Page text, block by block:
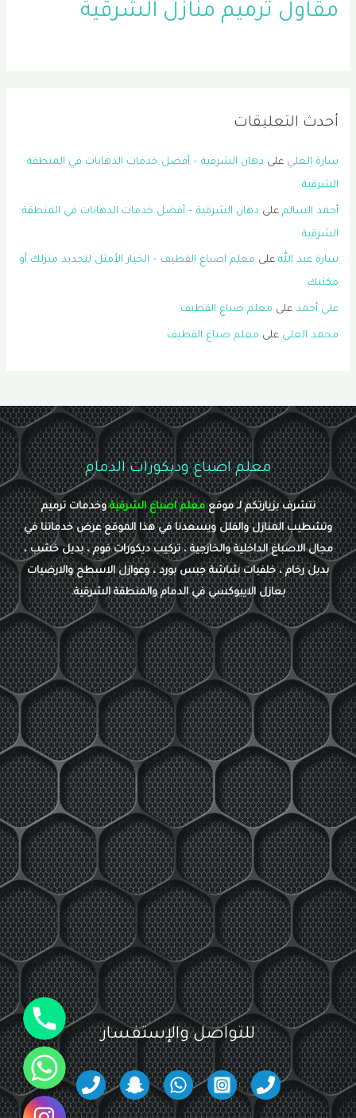
مقاول ترميم منازل الشرقية
أحدث التعليقات
سارة العلي على دهان الشرقية – أفضل خدمات الدهانات في المنطقة
الشرقية
أحمد السالم على دهان الشرقية – أفضل خدمات الدهانات في المنطقة
الشرقية
سارة عبد الله على معلم اصباغ القطيف – الخيار الأمثل لتجديد منزلك أو
مكتبك
علي أحمد على معلم صباغ القطيف
محمد العلي على معلم صباغ القطيف
معلم اصباغ وديكورات الدمام
نتشرف بزيارتكم لـ موقعمعلم اصباغ الشرقيةوخدمات ترميم
وتشطيب المنازل والفلل ويسعدنا في هذا الموقع عرض خدماتنا في
مجال الاصباغ الداخلية والخارجية ، تركيب ديكورات فوم ، بديل خشب ،
بديل رخام ، خلفيات شاشة جبس بورد ، وعوازل الاسطح والارضيات
بعازل الايبوكسي في الدمام والمنطقة الشرقية.
للتواصل والإستفسار
جوال
واتساب
انستقرام